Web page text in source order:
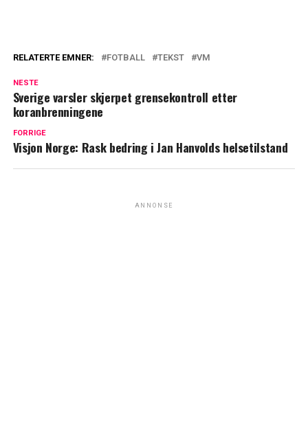
RELATERTE EMNER: FOTBALL TEKST VM
NESTE
Sverige varsler skjerpet grensekontroll etter
koranbrenningene
FORRIGE
Visjon Norge: Rask bedring i Jan Hanvolds helsetilstand
ANNONSE